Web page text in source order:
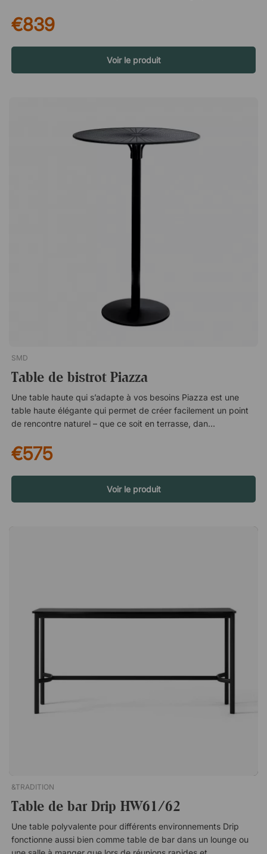
plusieurs modèles Le plateau de la table est constitué d'un
contreplaqué de 18 millimètres d'épaisseur recouvert de
linoléum, de stratifié ou de placage de chêne, et présente un
élégant bord biseauté dans la même finition que le
piétement.CPH20 est une magnifique table de bar au design
Design moderne et aéré qui s'adapte à de nombreux
environnements. Plateau de table durable en linoléum, stratifié
€839
Voir le produit
SMD
Table de bistrot Piazza
Une table haute qui s’adapte à vos besoins Piazza est une
table haute élégante qui permet de créer facilement un point
de rencontre naturel – que ce soit en terrasse, dans une salle
des échanges rapides, à un café sur le pouce ou à des
moments plus détendus à plusieurs. Un design intelligent pour
le quotidien Le plateau perforé n’est pas seulement un détail
esthétique – il permet aussi à l’eau de pluie et à la saleté de
s’écouler au lieu de rester sur la surface. Vous avez moins
fait un choix flexible lorsque vous souhaitez réaménager ou
utiliser le même type de table dans différents espaces sans
permet à l'eau et à la saleté de s'écouler facilement. Facile à
nettoyer. Adaptée à l'utilisation en extérieur.
€575
Voir le produit
&TRADITION
Table de bar Drip HW61/62
Une table polyvalente pour différents environnements Drip
fonctionne aussi bien comme table de bar dans un lounge ou